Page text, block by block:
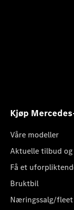
Kjøp
Våre modeller
Aktuelle tilbud
Få et
Bruktbil
Næringssalg/fleet